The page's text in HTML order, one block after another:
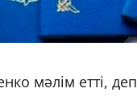
мәлім етті, деп